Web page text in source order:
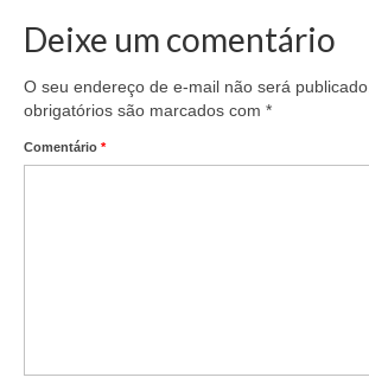
Seja um conveniado
COMUNICAÇÃO
Deixe um comentário
O seu endereço de e-mail não será publicado.
obrigatórios são marcados com *
Comentário *